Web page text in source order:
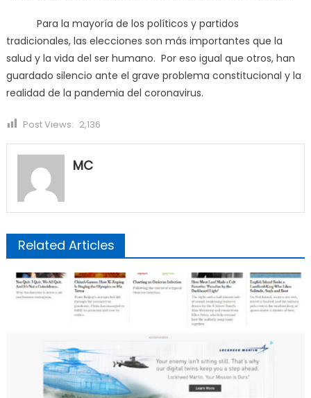
Para la mayoría de los políticos y partidos
tradicionales, las elecciones son más importantes que la
salud y la vida del ser humano. Por eso igual que otros, han
guardado silencio ante el grave problema constitucional y la
realidad de la pandemia del coronavirus.
Post Views: 2,136
MC
Related Articles